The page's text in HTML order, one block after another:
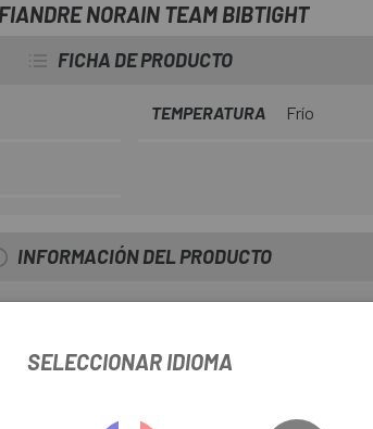
NORAIN TEAM BIBTIGHT
FICHA DE PRODUCTO
TEMPERATURA Frío
INFORMACIÓN DEL PRODUCTO
Esta nueva versión lleva los tirantes
y su tratamiento repelente al agua protege de la
no absorbe el agua y mantiene el cuerpo caliente.
SELECCIONAR IDIOMA